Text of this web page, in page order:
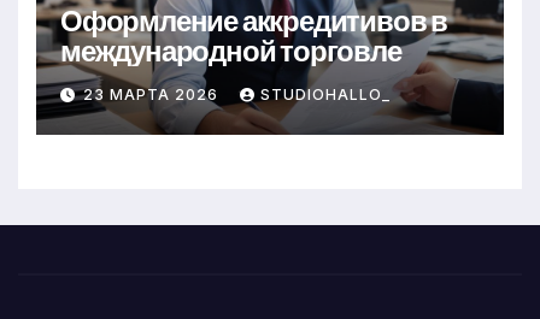
Оформление аккредитивов в
международной торговле
23 МАРТА 2026 STUDIOHALLO_